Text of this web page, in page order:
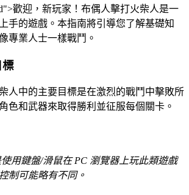
歡迎，新玩家！布偶人擊打火柴人是一
手的遊戲。本指南將引導您了解基礎知
專業人士一樣戰鬥。
標
人中的主要目標是在激烈的戰鬥中擊敗所
色和武器來取得勝利並征服每個關卡。
用鍵盤/滑鼠在 PC 瀏覽器上玩此類遊戲
制可能略有不同。